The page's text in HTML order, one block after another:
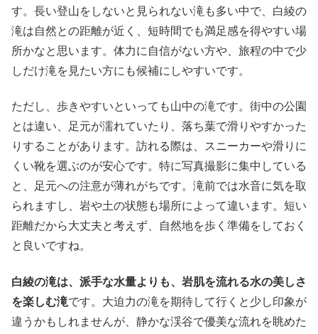
す。長い登山をしないと見られない滝も多い中で、白綾の
滝は自然との距離が近く、短時間でも満足感を得やすい場
所かなと思います。体力に自信がない方や、旅程の中で少
しだけ滝を見たい方にも候補にしやすいです。
ただし、歩きやすいといっても山中の滝です。街中の公園
とは違い、足元が濡れていたり、落ち葉で滑りやすかった
りすることがあります。訪れる際は、スニーカーや滑りに
くい靴を選ぶのが安心です。特に写真撮影に集中している
と、足元への注意が薄れがちです。滝前では水音に気を取
られますし、岩や土の状態も場所によって違います。短い
距離だから大丈夫と考えず、自然地を歩く準備をしておく
と良いですね。
白綾の滝は、派手な水量よりも、岩肌を流れる水の美しさ
を楽しむ滝です。大迫力の滝を期待して行くと少し印象が
違うかもしれませんが、静かな渓谷で優美な流れを眺めた